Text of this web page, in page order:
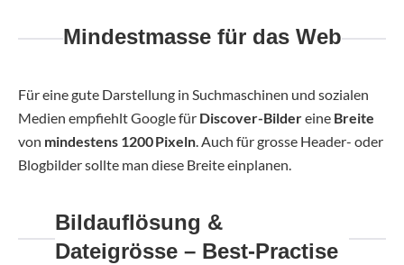
Mindestmasse für das Web
Für eine gute Darstellung in Suchmaschinen und sozialen
Medien empfiehlt Google für Discover-Bildereine Breite
von mindestens 1200 Pixeln. Auch für grosse Header- oder
Blogbilder sollte man diese Breite einplanen.
Bildauflösung &
Dateigrösse – Best-Practise